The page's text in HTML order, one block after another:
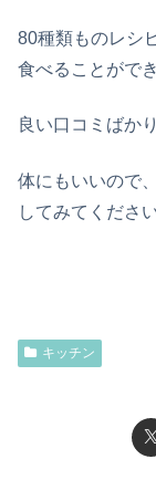
80種類ものレシ
食べることがで
良い口コミばか
体にもいいので
してみてください
キッチン